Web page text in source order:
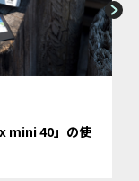
mini 40」の使